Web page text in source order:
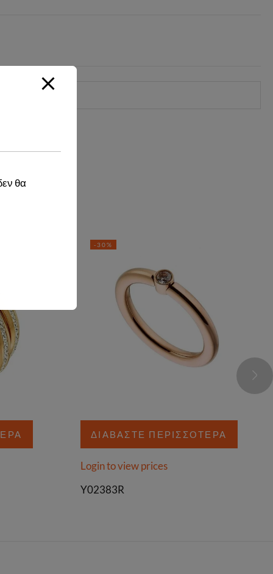
-30%
ΔΙΑΒΆΣΤΕ ΠΕΡΙΣΣΌΤΕΡΑ
Login to view prices
Y02383R
θα